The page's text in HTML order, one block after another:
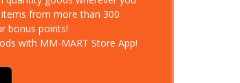
from more than 300
bonus points!
with MM-MART Store App!